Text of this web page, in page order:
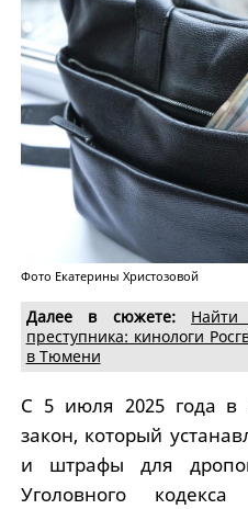
Фото Екатерины Христозовой
Далее в сюжете:
Найти
преступника: кинологи
в Тюмени
С 5 июля 2025 года в
закон, который
и штрафы для
Уголовного